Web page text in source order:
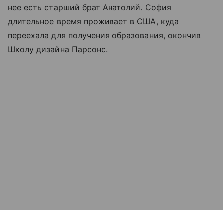
нее есть старший брат Анатолий. София
длительное время проживает в США, куда
переехала для получения образования, окончив
Школу дизайна Парсонс.